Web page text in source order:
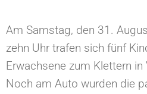
Am Samstag, den 31.
zehn Uhr trafen sich fünf
Erwachsene zum Klettern
Noch am Auto wurden die